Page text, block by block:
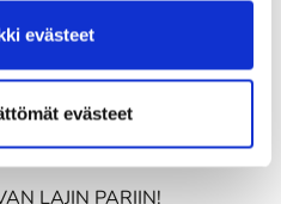
evästeet
evästeet
sekä metaboliseen
positiivisia tunteita,
liikkumiselle.
LAJIN PARIIN!